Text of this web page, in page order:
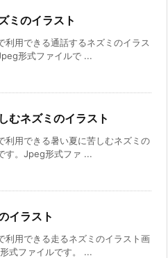
ミのイラスト
利用できる通話するネズミのイラス
形式ファイルで ...
むネズミのイラスト
利用できる暑い夏に苦しむネズミの
す。Jpeg形式ファ ...
イラスト
利用できる走るネズミのイラスト画
式ファイルです。 ...